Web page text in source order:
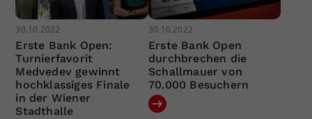
30.10.2022
Erste Bank Open:
Turnierfavorit
Medvedev gewinnt
hochklassiges Finale
in der Wiener
Stadthalle
30.10.2022
Erste Bank Open
durchbrechen die
Schallmauer von
70.000 Besuchern